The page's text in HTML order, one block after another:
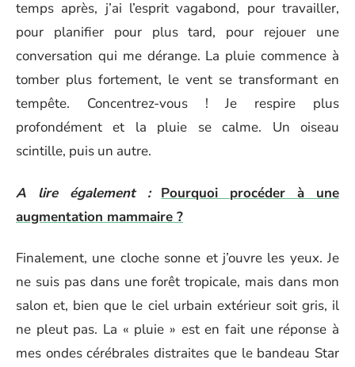
temps après, j’ai l’esprit vagabond, pour travailler,
pour planifier pour plus tard, pour rejouer une
conversation qui me dérange. La pluie commence à
tomber plus fortement, le vent se transformant en
tempête. Concentrez-vous ! Je respire plus
profondément et la pluie se calme. Un oiseau
scintille, puis un autre.
A lire également :
Pourquoi procéder à une
augmentation mammaire ?
Finalement, une cloche sonne et j’ouvre les yeux. Je
ne suis pas dans une forêt tropicale, mais dans mon
salon et, bien que le ciel urbain extérieur soit gris, il
ne pleut pas. La « pluie » est en fait une réponse à
mes ondes cérébrales distraites que le bandeau Star